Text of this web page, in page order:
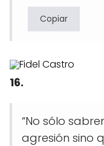
Copiar
16.
“No sólo
agresión sino